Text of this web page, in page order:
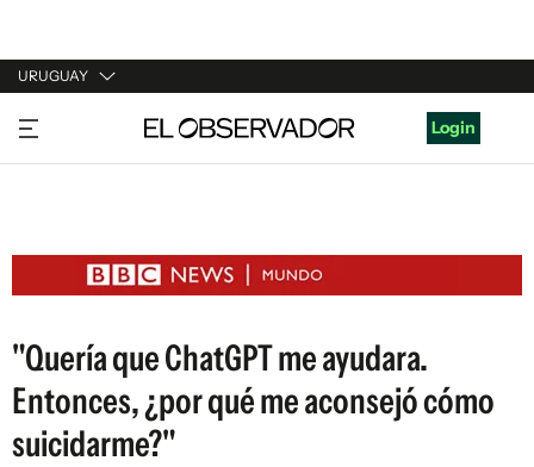
URUGUAY
URUGUAY
ARGENTINA
ESTADOS UNIDOS
Login
"Quería que ChatGPT me ayudara.
Entonces, ¿por qué me aconsejó cómo
suicidarme?"